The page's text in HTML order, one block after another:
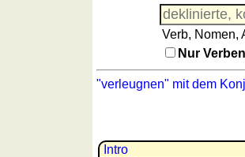
Niederländisch
Portugiesisch
Verb, Nomen,
Nur Verben
"verleugnen" mit dem
Intro